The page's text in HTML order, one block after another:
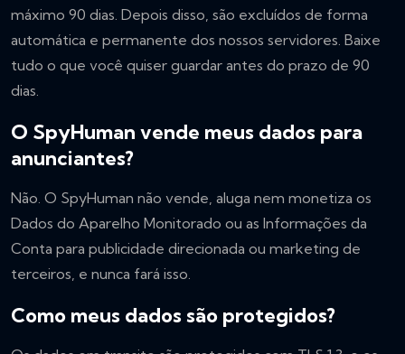
máximo 90 dias. Depois disso, são excluídos de forma
automática e permanente dos nossos servidores. Baixe
tudo o que você quiser guardar antes do prazo de 90
dias.
O SpyHuman vende meus dados para
anunciantes?
Não. O SpyHuman não vende, aluga nem monetiza os
Dados do Aparelho Monitorado ou as Informações da
Conta para publicidade direcionada ou marketing de
terceiros, e nunca fará isso.
Como meus dados são protegidos?